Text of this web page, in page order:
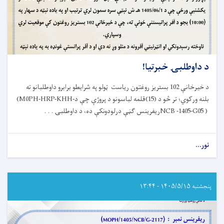
د داوطلبۍ خبرتیا!
د خیرخانې 102 بستریز روغتون ریاست ټولو په شرایطو برابرو داوطلبانو ته
بلنه ورکوي؛ تر څو د (15)قلمه لباسونو د پروژې چې د
(M0PH-HRP-KHH-
NCB -1405-G05 )ریفرینس ګڼې درلودونکې ده، د داوطلبۍ . . .
نور...
د
خبرتیا!
پنجشنبه ۱۴۰۵/۵/۱۵ - ۱۳:۴۴